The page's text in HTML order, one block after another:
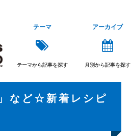
テーマ
テーマから記事を探す
アーカイブ
月別から記事を探す
など☆新着レシピ